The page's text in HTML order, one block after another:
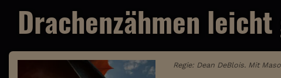
Drachenzähmen
Regie: Dean DeBlois. Mit